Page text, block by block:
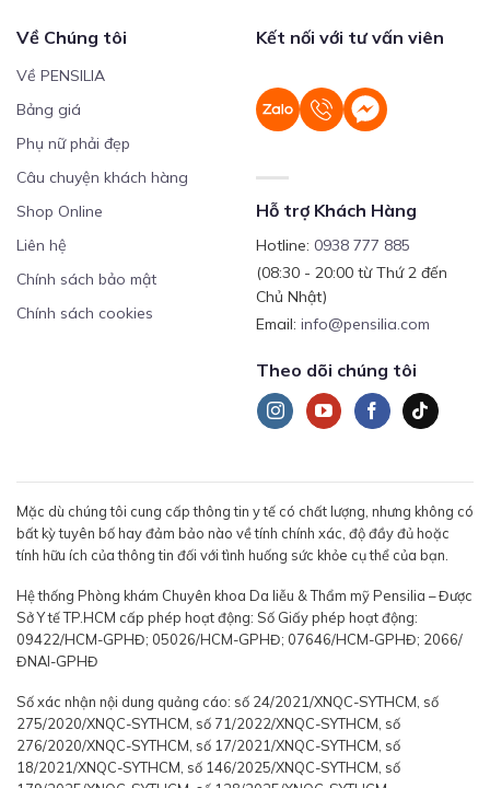
Về Chúng tôi
Về PENSILIA
Bảng giá
Phụ nữ phải đẹp
Câu chuyện khách hàng
Shop Online
Liên hệ
Chính sách bảo mật
Chính sách cookies
Kết nối với tư vấn viên
Hỗ trợ Khách Hàng
Hotline: 0938 777 885
(08:30 - 20:00 từ Thứ 2 đến
Chủ Nhật)
Email: info@pensilia.com
Theo dõi chúng tôi
Mặc dù chúng tôi cung cấp thông tin y tế có chất lượng, nhưng không có
bất kỳ tuyên bố hay đảm bảo nào về tính chính xác, độ đầy đủ hoặc
tính hữu ích của thông tin đối với tình huống sức khỏe cụ thể của bạn.
Hệ thống Phòng khám Chuyên khoa Da liễu & Thẩm mỹ Pensilia – Được
Sở Y tế TP.HCM cấp phép hoạt động: Số Giấy phép hoạt động:
09422/HCM-GPHĐ; 05026/HCM-GPHĐ; 07646/HCM-GPHĐ; 2066/
ĐNAI-GPHĐ
Số xác nhận nội dung quảng cáo: số 24/2021/XNQC-SYTHCM, số
275/2020/XNQC-SYTHCM, số 71/2022/XNQC-SYTHCM, số
276/2020/XNQC-SYTHCM, số 17/2021/XNQC-SYTHCM, số
18/2021/XNQC-SYTHCM, số 146/2025/XNQC-SYTHCM, số